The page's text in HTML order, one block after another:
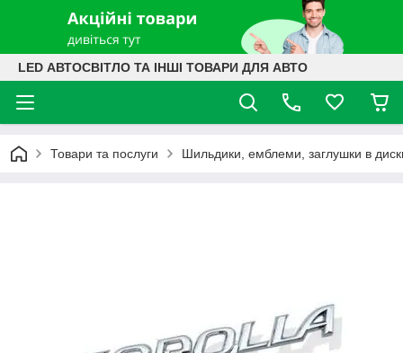
LED АВТОСВІТЛО ТА ІНШІ ТОВАРИ ДЛЯ АВТО
Товари та послуги Шильдики, емблеми, заглушки в